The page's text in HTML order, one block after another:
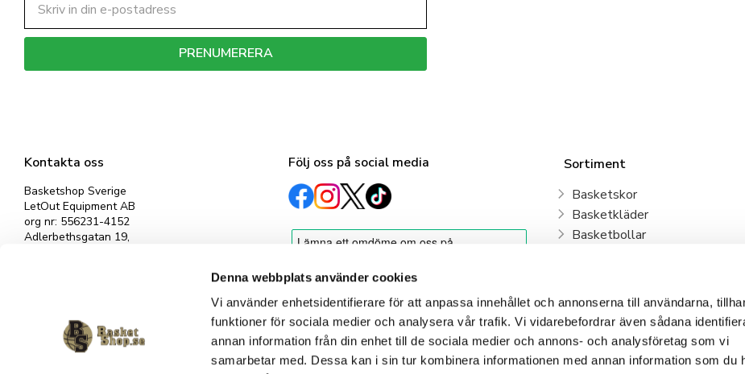
Denna webbplats använder cookies
Vi använder enhetsidentifierare för att anpassa innehållet och annonserna till användarna,
funktioner för sociala medier och analysera vår trafik. Vi vidarebefordrar även sådana
annan information från din enhet till de sociala medier och annons- och analysföretag som vi
samarbetar med. Dessa kan i sin tur kombinera informationen med annan information som du
Kontakta oss
Basketshop Sverige
LetOut Equipment AB
org nr: 556231-4152
Adlerbethsgatan 19,
Följ oss på social media
Sortiment
Basketskor
Basketkläder
Basketbollar
Basketryggsäckar
Våra klubbar
Klubbshop
PRENUMERERA